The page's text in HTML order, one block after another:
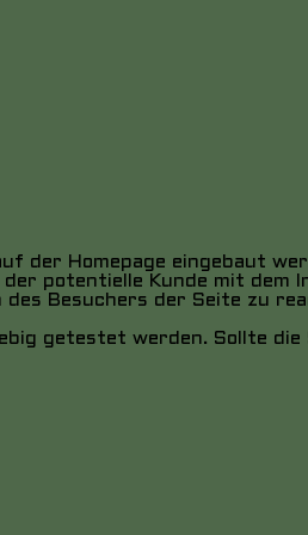
der Homepage eingebaut
potentielle Kunde mit dem
Besuchers der Seite zu
getestet werden. Sollte